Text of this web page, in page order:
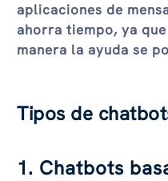
aplicaciones de
ahorra tiempo, ya
manera la ayuda se
Tipos de
1. Chatbots